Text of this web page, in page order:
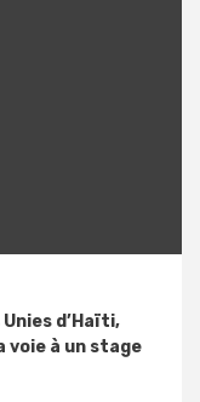
d’Haïti,
voie à un stage